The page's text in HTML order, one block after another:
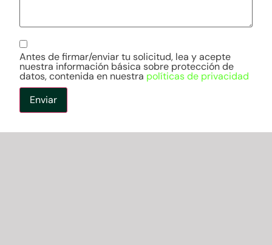
Antes de firmar/enviar tu solicitud, lea y acepte
nuestra información básica sobre protección de
datos, contenida en nuestra políticas de privacidad
Enviar